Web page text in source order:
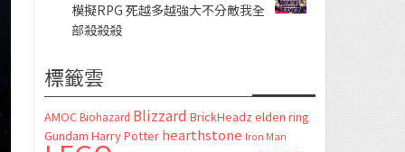
模擬RPG 死越多越強大不分敵我全
部殺殺殺
標籤雲
AMOC Biohazard Blizzard BrickHeadz elden ring
Gundam Harry Potter hearthstone Iron Man